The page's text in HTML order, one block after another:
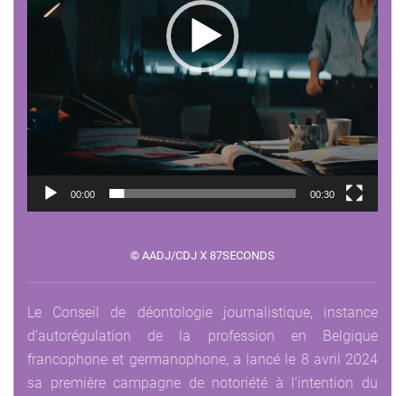
00:00 00:30
© AADJ/CDJ X 87SECONDS
Le Conseil de déontologie journalistique, instance
d’autorégulation de la profession en Belgique
francophone et germanophone, a lancé le 8 avril 2024
sa première campagne de notoriété à l’intention du